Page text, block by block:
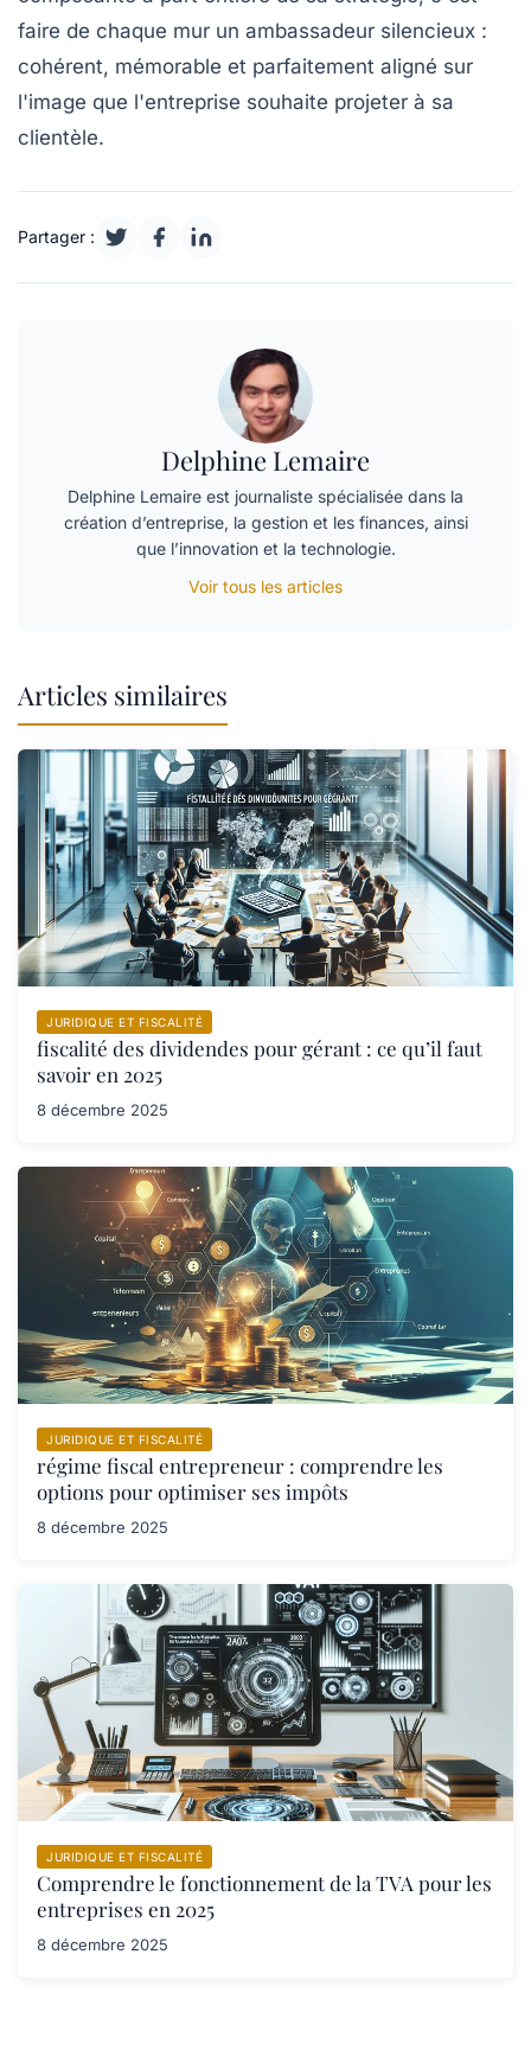
faire de chaque mur un ambassadeur silencieux :
cohérent, mémorable et parfaitement aligné sur
l'image que l'entreprise souhaite projeter à sa
clientèle.
Partager :
Delphine Lemaire
Delphine Lemaire est journaliste spécialisée dans la
création d’entreprise, la gestion et les finances, ainsi
que l’innovation et la technologie.
Voir tous les articles
Articles similaires
JURIDIQUE ET FISCALITÉ
fiscalité des dividendes pour gérant : ce qu’il faut
savoir en 2025
8 décembre 2025
JURIDIQUE ET FISCALITÉ
régime fiscal entrepreneur : comprendre les
options pour optimiser ses impôts
8 décembre 2025
JURIDIQUE ET FISCALITÉ
Comprendre le fonctionnement de la TVA pour les
entreprises en 2025
8 décembre 2025